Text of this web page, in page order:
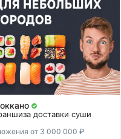
доставки суши
от 3 000 000 ₽